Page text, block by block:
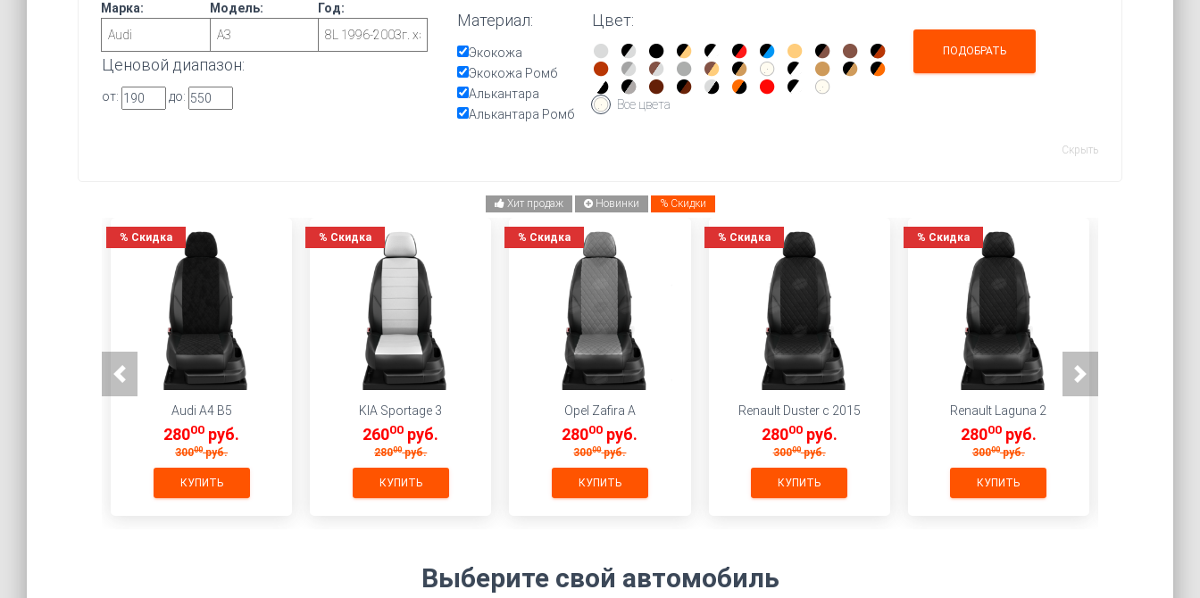
Марка: Модель: Год:
Ценовой диапазон:
от: до:
Материал:
Экокожа
Экокожа Ромб
Алькантара
Алькантара Ромб
Цвет:
Все цвета
Скрыть
Хит продаж Новинки % Скидки
% Скидка
Audi A4 B5
28000 руб.
30000руб.
% Скидка
KIA Sportage 3
26000 руб.
28000руб.
% Скидка
Opel Zafira А
28000 руб.
30000руб.
% Скидка
Renault Duster c 2015
28000руб.
30000руб.
% Скидка
Renault Laguna 2
28000руб.
30000руб.
Выберите свой автомобиль